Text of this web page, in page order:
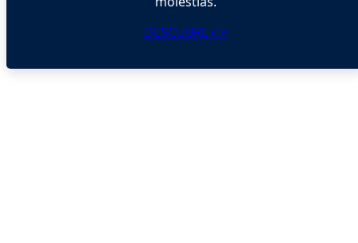
DESCUBRE 👉